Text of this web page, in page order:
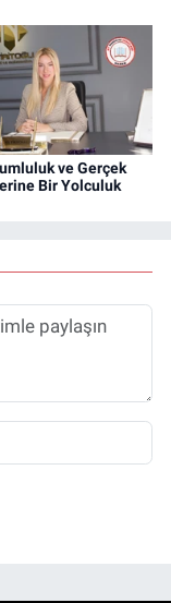
ve Gerçek
Bir Yolculuk